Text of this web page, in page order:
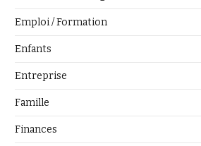
Emploi / Formation
Enfants
Entreprise
Famille
Finances